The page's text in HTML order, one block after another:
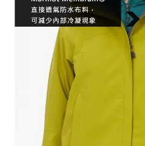
恩沛科技股份有限公司將有權停止該用
每筆NT$100，滿NT$1,000(含以上